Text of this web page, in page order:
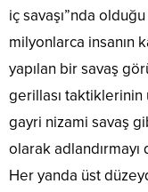
iç savaşı”nda
milyonlarca insanın
yapılan bir savaş
gerillası taktiklerinin
gayri nizami savaş
olarak
Her yanda üst